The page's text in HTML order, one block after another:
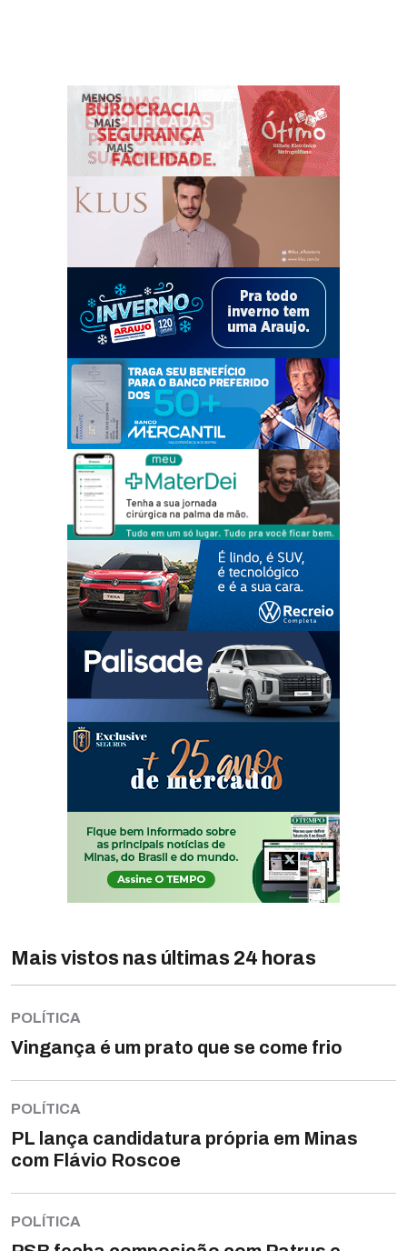
Mais vistos nas últimas 24 horas
POLÍTICA
Vingança é um prato que se come frio
POLÍTICA
PL lança candidatura própria em Minas
com Flávio Roscoe
POLÍTICA